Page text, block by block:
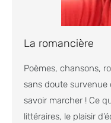
La romancière
Poèmes, chansons,
sans doute survenue
savoir marcher ! Ce
littéraires, le plaisir